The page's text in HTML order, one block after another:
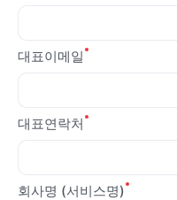
대표이메일
대표연락처
회사명 (서비스명)